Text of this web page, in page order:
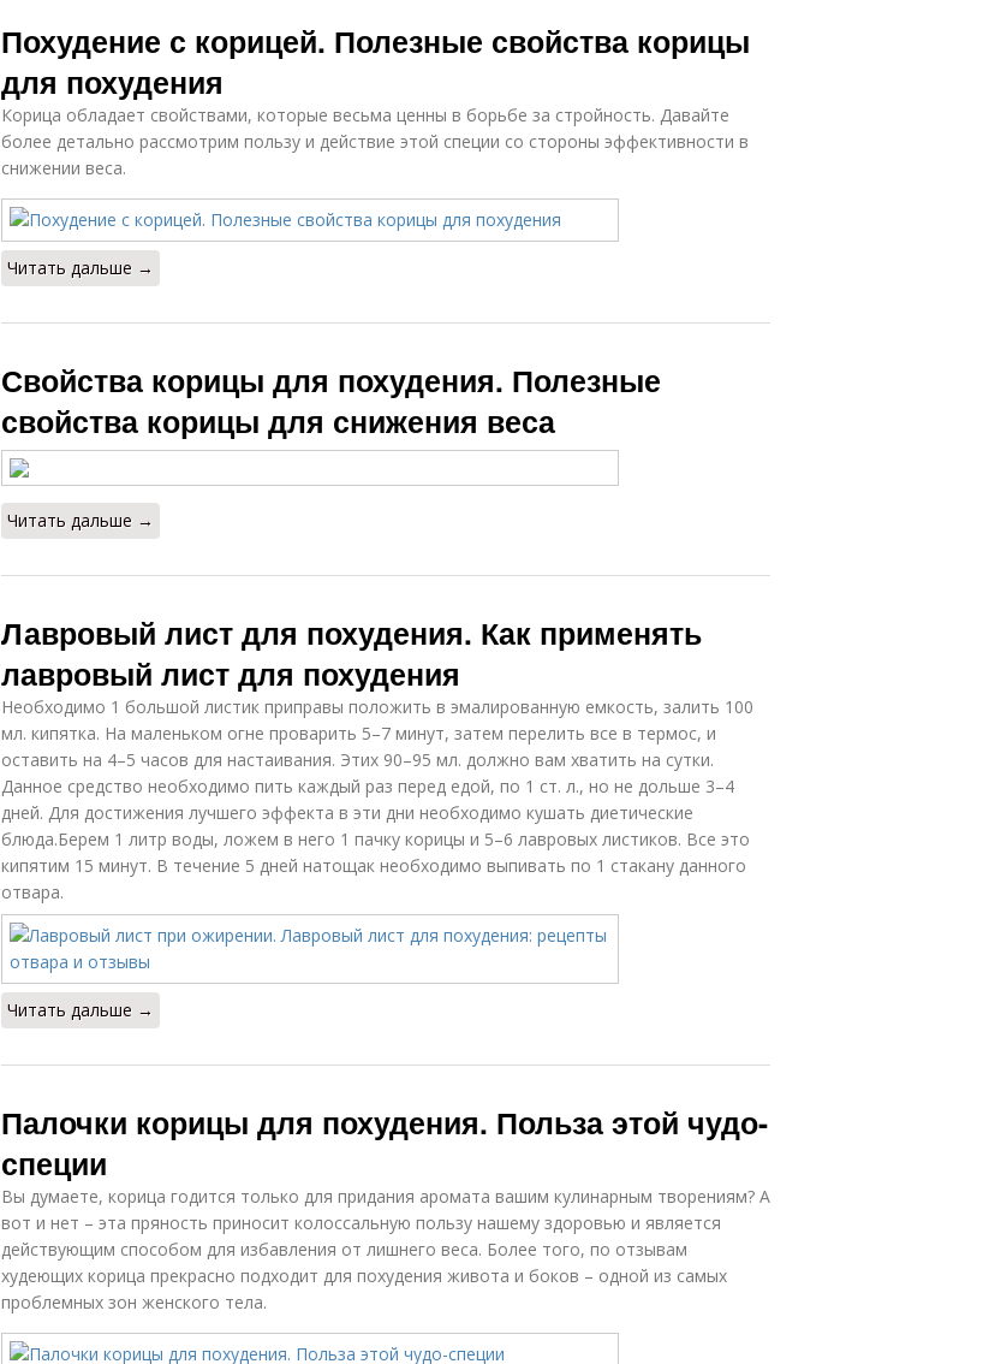
Похудение с корицей. Полезные свойства корицы
для похудения
Корица обладает свойствами, которые весьма ценны в борьбе за стройность. Давайте
более детально рассмотрим пользу и действие этой специи со стороны эффективности в
снижении веса.
Читать дальше →
Свойства корицы для похудения. Полезные
свойства корицы для снижения веса
Читать дальше →
Лавровый лист для похудения. Как применять
лавровый лист для похудения
Необходимо 1 большой листик приправы положить в эмалированную емкость, залить 100
мл. кипятка. На маленьком огне проварить 5–7 минут, затем перелить все в термос, и
оставить на 4–5 часов для настаивания. Этих 90–95 мл. должно вам хватить на сутки.
Данное средство необходимо пить каждый раз перед едой, по 1 ст. л., но не дольше 3–4
дней. Для достижения лучшего эффекта в эти дни необходимо кушать диетические
блюда.Берем 1 литр воды, ложем в него 1 пачку корицы и 5–6 лавровых листиков. Все это
кипятим 15 минут. В течение 5 дней натощак необходимо выпивать по 1 стакану данного
отвара.
Читать дальше →
Палочки корицы для похудения. Польза этой чудо-
специи
Вы думаете, корица годится только для придания аромата вашим кулинарным творениям? А
вот и нет – эта пряность приносит колоссальную пользу нашему здоровью и является
действующим способом для избавления от лишнего веса. Более того, по отзывам
худеющих корица прекрасно подходит для похудения живота и боков – одной из самых
проблемных зон женского тела.